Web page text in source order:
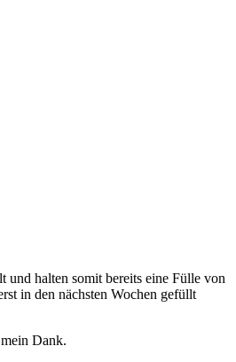
und halten somit bereits eine Fülle von
in den nächsten Wochen gefüllt
Dank.